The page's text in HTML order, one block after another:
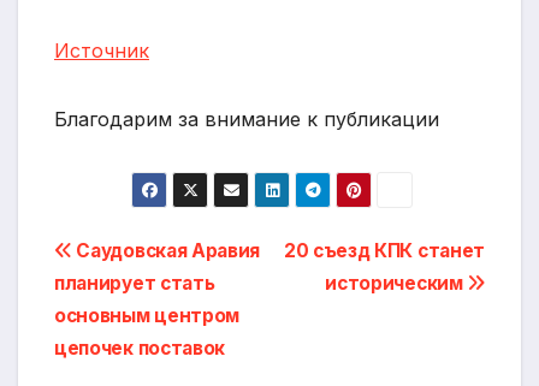
Источник
Благодарим за внимание к публикации
Навигация
по
записям
20 съезд КПК станет
историческим
Саудовская Аравия
планирует стать
основным центром
цепочек поставок